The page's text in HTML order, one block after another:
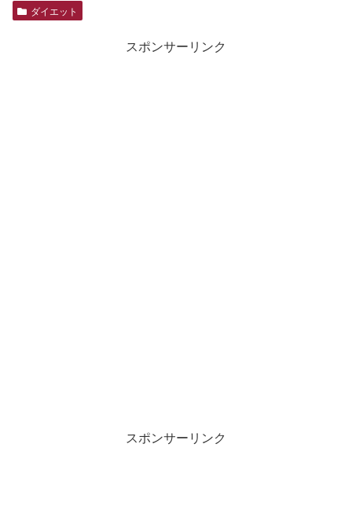
ダイエット
スポンサーリンク
スポンサーリンク